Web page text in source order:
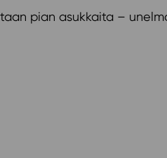
pian asukkaita –